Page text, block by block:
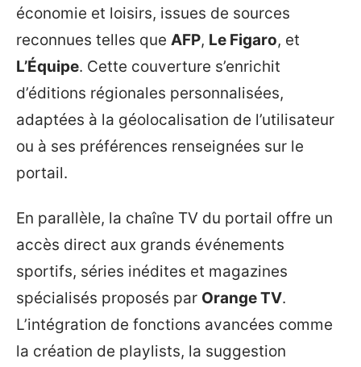
économie et loisirs, issues de sources
reconnues telles que AFP, Le Figaro, et
L’Équipe. Cette couverture s’enrichit
d’éditions régionales personnalisées,
adaptées à la géolocalisation de l’utilisateur
ou à ses préférences renseignées sur le
portail.
En parallèle, la chaîne TV du portail offre un
accès direct aux grands événements
sportifs, séries inédites et magazines
spécialisés proposés par Orange TV.
L’intégration de fonctions avancées comme
la création de playlists, la suggestion